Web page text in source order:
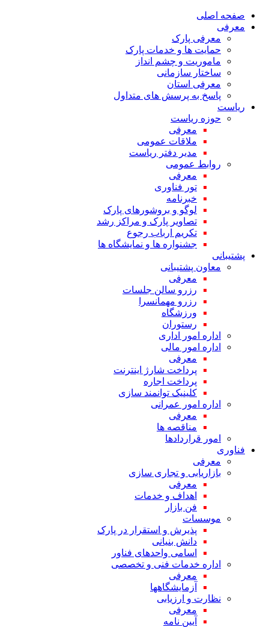
صفحه اصلی
معرفی
معرفی پارک
حمایت ها و خدمات پارک
ماموریت و چشم انداز
ساختار سازمانی
معرفی استان
پاسخ به پرسش های متداول
ریاست
حوزه ریاست
معرفی
ملاقات عمومی
مدیر دفتر ریاست
روابط عمومی
معرفی
تور فناوری
خبرنامه
لوگو و بروشورهای پارک
تصاویر پارک و مراکز رشد
تکریم ارباب رجوع
جشنواره ها و نمایشگاه ها
پشتیبانی
معاون پشتیبانی
معرفی
رزرو سالن جلسات
رزرو مهمانسرا
ورزشگاه
رستوران
اداره امور اداری
اداره امور مالی
معرفی
پرداخت شارژ اینترنت
پرداخت اجاره
کلینیک توانمند سازی
اداره امور عمرانی
معرفی
مناقصه ها
امور قراردادها
فناوری
معرفی
بازاریابی و تجاری سازی
معرفی
اهداف و خدمات
فن بازار
موسسات
پذیرش و استقرار در پارک
دانش بنیانی
اسامی واحدهای فناور
اداره خدمات فنی و تخصصی
معرفی
آزمایشگاهها
نظارت و ارزیابی
معرفی
آیین نامه